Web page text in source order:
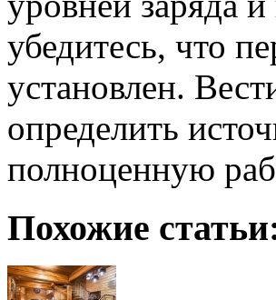
убедитесь, что
установлен.
определить
полноценную
Похожие